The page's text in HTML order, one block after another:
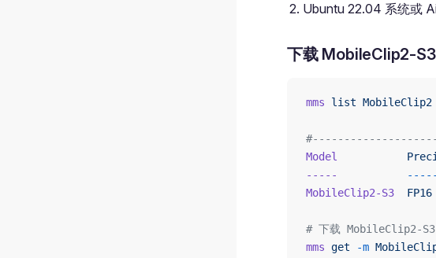
Ubuntu 22.04 系统或
下载 MobileClip2-
mms list MobileClip2
Model
-----
MobileClip2-S3
  FP16
# 下载 MobileClip2-S3
mms get -m